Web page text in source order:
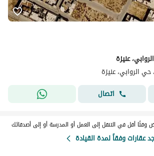
عنيزة
الروابي، عنيزة
اتصال
وقتًا أقل في التنقل إلى العمل أو المدرسة أو إلى أصدقائك
عقارات وفقاً لمدة القيادة